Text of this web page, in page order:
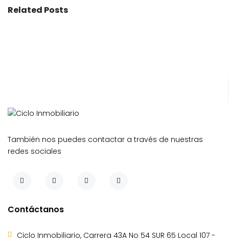
Related Posts
También nos puedes contactar a través de nuestras
redes sociales
Contáctanos
Ciclo Inmobiliario, Carrera 43A No 54 SUR 65 Local 107 -